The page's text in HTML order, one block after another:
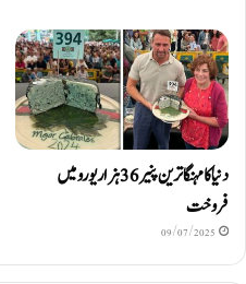
دنیا کا مہنگا ترین پنیر 36 ہزار یورو میں
فروخت
09/07/2025